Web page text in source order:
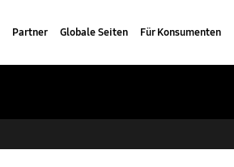
Partner Globale Seiten Für Konsumenten